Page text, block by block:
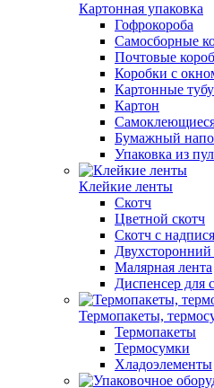
Картонная упаковка
Гофрокороба
Самосборные
Почтовые
Коробки с
Картонные
Картон
Бумажный
Упаковка из
Клейкие ленты
Скотч
Цветной скотч
Скотч с
Двухсторонний
Малярная лента
Диспенсер для
Термопакеты,
Термопакеты
Термосумки
Хладоэлементы